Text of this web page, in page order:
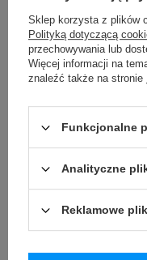
Gwarancja
Podmiot
Osoby
Kompatybilne
Sklep korzysta z plików
Polityką dotyczącą
przechowywania lub
Więcej informacji na
znaleźć także na stronie
Funkcjonalne
Analityczne
Reklamowe